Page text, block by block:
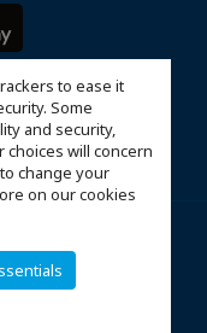
to ease it
Some
and security,
will concern
change your
on our cookies